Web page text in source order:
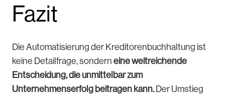
Fazit
Die Automatisierung der Kreditorenbuchhaltung ist
keine Detailfrage, sondern eine weitreichende
Entscheidung, die unmittelbar zum
Unternehmenserfolg beitragen kann.Der Umstieg